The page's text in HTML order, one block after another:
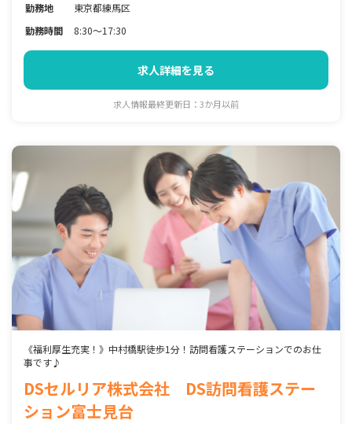
勤務地
東京都練馬区
勤務時間
8:30～17:30
求人詳細を見る
求人情報最終更新日：3か月以前
《福利厚生充実！》中村橋駅徒歩1分！訪問看護ステーションでのお仕
事です♪
DSセルリア株式会社 DS訪問看護ステー
ション富士見台